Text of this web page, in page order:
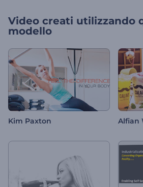
Video creati utilizzando
modello
Kim Paxton Alfian